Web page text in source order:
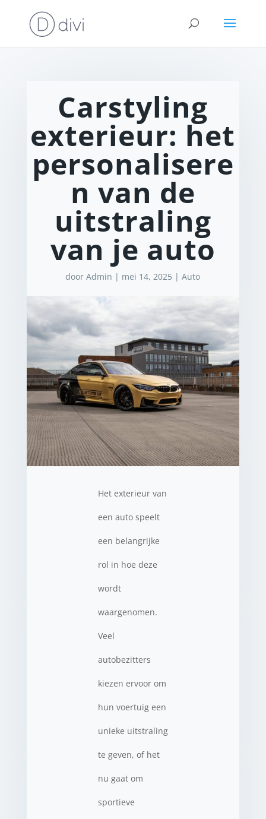
Carstyling
exterieur: het
personalisere
n van de
uitstraling
van je auto
doorAdmin | mei 14, 2025 |Auto
Het exterieur van
een auto speelt
een belangrijke
rol in hoe deze
wordt
waargenomen.
Veel
autobezitters
kiezen ervoor om
hun voertuig een
unieke uitstraling
te geven, of het
nu gaat om
sportieve